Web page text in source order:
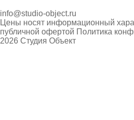
info@studio-object.ru
Цены носят информационный
публичной офертой Политика
2026 Студия Объект